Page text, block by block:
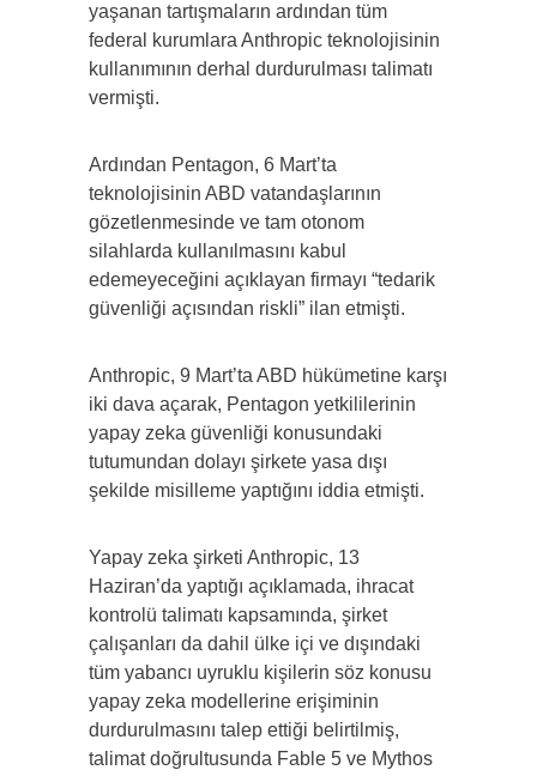
yaşanan tartışmaların ardından tüm
federal kurumlara Anthropic teknolojisinin
kullanımının derhal durdurulması talimatı
vermişti.
Ardından Pentagon, 6 Mart’ta
teknolojisinin ABD vatandaşlarının
gözetlenmesinde ve tam otonom
silahlarda kullanılmasını kabul
edemeyeceğini açıklayan firmayı “tedarik
güvenliği açısından riskli” ilan etmişti.
Anthropic, 9 Mart’ta ABD hükümetine karşı
iki dava açarak, Pentagon yetkililerinin
yapay zeka güvenliği konusundaki
tutumundan dolayı şirkete yasa dışı
şekilde misilleme yaptığını iddia etmişti.
Yapay zeka şirketi Anthropic, 13
Haziran’da yaptığı açıklamada, ihracat
kontrolü talimatı kapsamında, şirket
çalışanları da dahil ülke içi ve dışındaki
tüm yabancı uyruklu kişilerin söz konusu
yapay zeka modellerine erişiminin
durdurulmasını talep ettiği belirtilmiş,
talimat doğrultusunda Fable 5 ve Mythos